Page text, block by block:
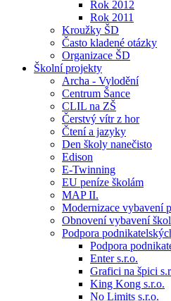
Rok 2012
Rok 2011
Kroužky ŠD
Často kladené otázky
Organizace ŠD
Školní projekty
Archa - Vylodění
Centrum Šance
CLIL na ZŠ
Čerstvý vítr z hor
Čtení a jazyky
Den školy nanečisto
Edison
E-Twinning
EU peníze školám
MAP II.
Modernizace vybavení
Obnovení vybavení
Podpora
Podpora
Enter s.r.o.
Grafici na špici
King Kong s.r.o.
No Limits s.r.o.